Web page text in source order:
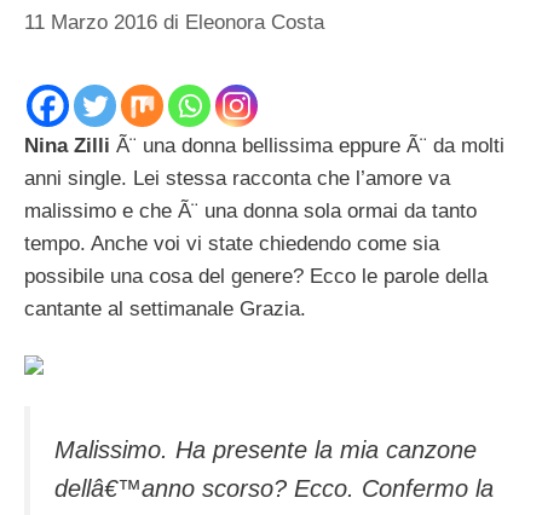
11 Marzo 2016 di Eleonora Costa
Nina Zilli Ã¨ una donna bellissima eppure Ã¨ da molti
anni single. Lei stessa racconta che l’amore va
malissimo e che Ã¨ una donna sola ormai da tanto
tempo. Anche voi vi state chiedendo come sia
possibile una cosa del genere? Ecco le parole della
cantante al settimanale Grazia.
Malissimo. Ha presente la mia canzone
dellâ€™anno scorso? Ecco. Confermo la